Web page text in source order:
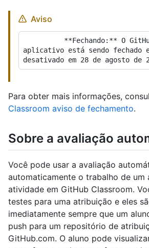
Aviso
aplicativo está sendo fechado
Para obter mais informações,
Classroom aviso de fechamento.
Sobre a avaliação
Você pode usar a avaliação
automaticamente o trabalho de um
atividade em GitHub Classroom.
testes para uma atribuição e eles
imediatamente sempre que um
push para um repositório de
GitHub.com. O aluno pode